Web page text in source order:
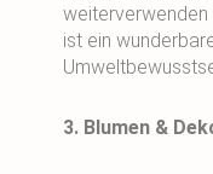
weiterverwenden
ist ein
3. Blumen &